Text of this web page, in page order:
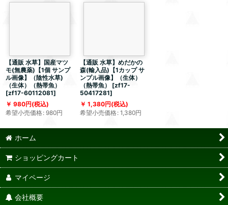
【通販 水草】国産マツ
モ(無農薬)【1個 サンプ
ル画像】（陰性水草)
（生体）（熱帯魚）
[zf17-60112081]
980円(税込)
希望小売価格: 980円
【通販 水草】めだかの
森(輸入品)【1カップ サ
ンプル画像】（生体）
（熱帯魚）
[zf17-
50417281]
1,380円(税込)
希望小売価格: 1,380円
ホーム
ショッピングカート
マイページ
会社概要